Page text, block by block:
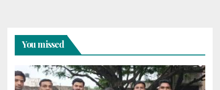
You missed